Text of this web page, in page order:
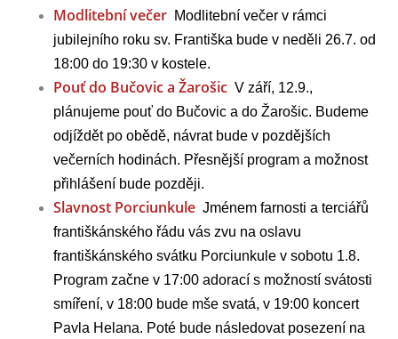
Modlitební večer Modlitební večer v rámci
jubilejního roku sv. Františka bude v neděli 26.7. od
18:00 do 19:30 v kostele.
Pouť do Bučovic a Žarošic V září, 12.9.,
plánujeme pouť do Bučovic a do Žarošic. Budeme
odjíždět po obědě, návrat bude v pozdějších
večerních hodinách. Přesnější program a možnost
přihlášení bude později.
Slavnost Porciunkule Jménem farnosti a terciářů
františkánského řádu vás zvu na oslavu
františkánského svátku Porciunkule v sobotu 1.8.
Program začne v 17:00 adorací s možností svátosti
smíření, v 18:00 bude mše svatá, v 19:00 koncert
Pavla Helana. Poté bude následovat posezení na